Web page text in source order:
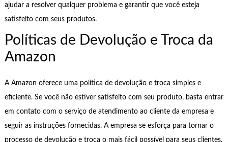
ajudar a resolver qualquer problema e garantir que você esteja
satisfeito com seus produtos.
Políticas de Devolução e Troca da
Amazon
A Amazon oferece uma política de devolução e troca simples e
eficiente. Se você não estiver satisfeito com seu produto, basta entrar
em contato com o serviço de atendimento ao cliente da empresa e
seguir as instruções fornecidas. A empresa se esforça para tornar o
processo de devolução e troca o mais fácil possível para seus clientes.